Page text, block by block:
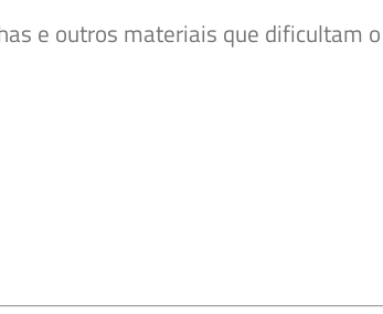
e outros materiais que dificultam